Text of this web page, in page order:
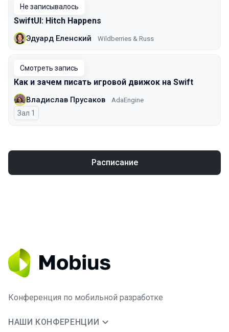
Не записывалось
SwiftUI: Hitch Happens
Эдуард Еленский Wildberries & Russ
Смотреть запись
Как и зачем писать игровой движок на Swift
Владислав Прусаков AdaEngine
Зал 1
Расписание
Конференция по мобильной разработке
НАШИ КОНФЕРЕНЦИИ